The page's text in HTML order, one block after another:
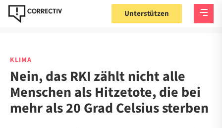
Unterstützen
KLIMA
Nein, das RKI zählt nicht alle
Menschen als Hitzetote, die bei
mehr als 20 Grad Celsius sterben